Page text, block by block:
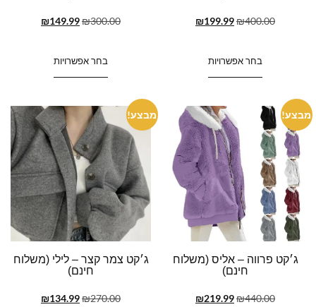
₪400.00
₪199.99
בחר אפשרויות
₪300.00
₪149.99
בחר אפשרויות
מבצע!
ג׳קט פרווה – אליס (משלוח
חינם)
₪440.00
₪219.99
מבצע!
ג׳קט צמר קצר – לילי (משלוח
חינם)
₪270.00
₪134.99